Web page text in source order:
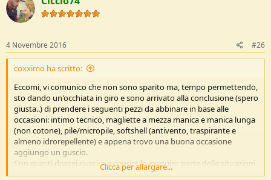
o
n
4 Novembre 2016 #26
coxximo ha scritto:
Eccomi, vi comunico che non sono sparito ma, tempo permettendo,
sto dando un'occhiata in giro e sono arrivato alla conclusione (spero
giusta..) di prendere i seguenti pezzi da abbinare in base alle
occasioni: intimo tecnico, magliette a mezza manica e manica lunga
(non cotone), pile/micropile, softshell (antivento, traspirante e
almeno idrorepellente) e appena trovo una buona occasione
aggiungo un guscio.
Con questi dovrei riuscire a coprire la maggior parte delle situazioni
giuso?
Clicca per allargare...